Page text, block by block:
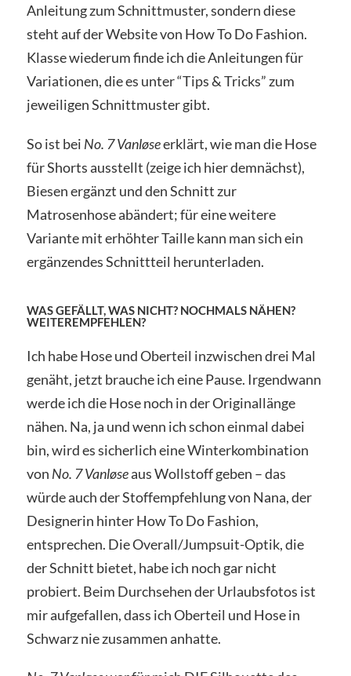
Anleitung zum Schnittmuster, sondern diese
steht auf der Website von How To Do Fashion.
Klasse wiederum finde ich die Anleitungen für
Variationen, die es unter “Tips & Tricks” zum
jeweiligen Schnittmuster gibt.
So ist bei No. 7 Vanløseerklärt, wie man die Hose
für Shorts ausstellt (zeige ich hier demnächst),
Biesen ergänzt und den Schnitt zur
Matrosenhose abändert; für eine weitere
Variante mit erhöhter Taille kann man sich ein
ergänzendes Schnittteil herunterladen.
WAS GEFÄLLT, WAS NICHT? NOCHMALS NÄHEN?
WEITEREMPFEHLEN?
Ich habe Hose und Oberteil inzwischen drei Mal
genäht, jetzt brauche ich eine Pause. Irgendwann
werde ich die Hose noch in der Originallänge
nähen. Na, ja und wenn ich schon einmal dabei
bin, wird es sicherlich eine Winterkombination
von No. 7 Vanløseaus Wollstoff geben – das
würde auch der Stoffempfehlung von Nana, der
Designerin hinter How To Do Fashion,
entsprechen. Die Overall/Jumpsuit-Optik, die
der Schnitt bietet, habe ich noch gar nicht
probiert. Beim Durchsehen der Urlaubsfotos ist
mir aufgefallen, dass ich Oberteil und Hose in
Schwarz nie zusammen anhatte.